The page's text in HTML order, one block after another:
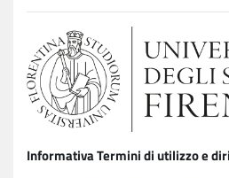
Informativa Termini di utilizzo e